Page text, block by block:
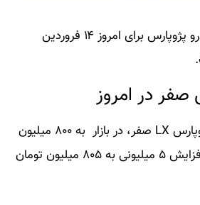
آخرین قیمت انواع خودرو پژوپارس برای امروز ۱۴ فروردین
در امروز
بر این اساس قیمت پژوپارس LX صفر، در بازار به ۸۰۰ میلیون
تومان رسید و امروز با افزایش ۵ میلیونی به ۸۰۵ میلیون تومان